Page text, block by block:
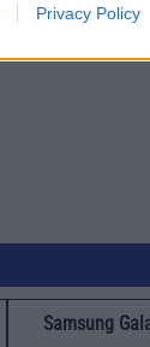
Privacy Policy
Samsung